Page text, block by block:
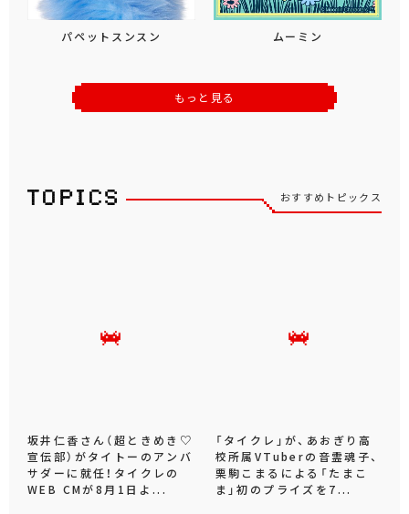
パペットスンスン ムーミン
もっと見る
おすすめトピックス
坂井仁香さん（超ときめき♡
宣伝部）がタイトーのアンバ
サダーに就任！タイクレの
WEB CMが8月1日よ...
「タイクレ」が、あおぎり高
校所属VTuberの音霊魂子、
栗駒こまるによる「たまこ
ま」初のプライズを7...